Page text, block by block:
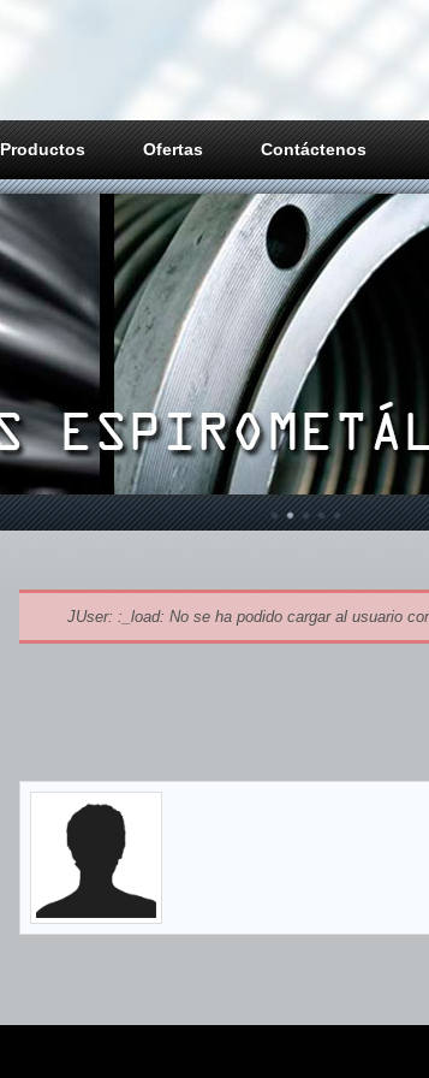
Productos Ofertas Contáctenos
JUser: :_load: No se ha podido cargar al usuario